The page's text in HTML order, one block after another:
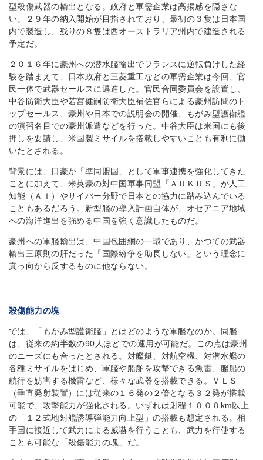
型殺傷武器の輸出となる。政府と軍需企業は高揚感を隠さな
い。２９年の納入開始が目指されており、最初の３隻は日本国
内で製造し、残りの８隻は西オーストラリア州内で建造される
予定だ。
２０１６年に豪州への潜水艦輸出でフランスに逆転負けした経
験を踏まえて、日本政府と三菱重工などの軍需企業は今回、官
民一体で武器セールスに邁進した。官民合同委員会を設置し、
中谷防衛大臣や若宮健嗣防衛大臣補佐官らによる豪州訪問のト
ップセールス、豪州や日本での説明会の開催、もがみ型護衛艦
の演習名目での豪州派遣などを行った。中谷大臣は米国にも後
押しを要請し、米国製ミサイルを搭載しやすいことも有利に働
いたとされる。
背景には、日豪が「準同盟国」として軍事連携を強化してきた
ことに加えて、米英豪の対中国軍事同盟「ＡＵＫＵＳ」が人工
知能（ＡＩ）やサイバー分野で日本との協力に踏み込んでいる
こともあるだろう。新型艦の導入計画自体が、オセアニア地域
への海洋進出を強める中国を強く意識したものだ。
豪州への軍艦輸出は、中国包囲網の一環であり、かつての武器
輸出三原則の肝だった「国際紛争を助長しない」という理念に
真っ向から反するものに他ならない。
殺傷能力の塊
では、「もがみ型護衛艦」とはどのような軍艦なのか。同艦
は、従来の約半数の90人ほどでの運用が可能だ。この点は豪州
のニーズにも合ったとされる。対艦艇、対航空機、対潜水艦の
各種ミサイルをはじめ、軍艦や船舶を攻撃できる魚雷、艦船の
航行を妨害する機雷など、様々な武器を搭載できる。ＶＬＳ
（垂直発射装置）には従来の１６発の２倍となる３２発が搭載
可能で、攻撃能力が強化される。いずれは射程１０００km以上
の「１２式地対艦誘導弾能力向上型」の搭載も想定される。相
手国に接近して武力による威嚇を行うことも、武力を行使する
ことも可能な「殺傷能力の塊」だ。